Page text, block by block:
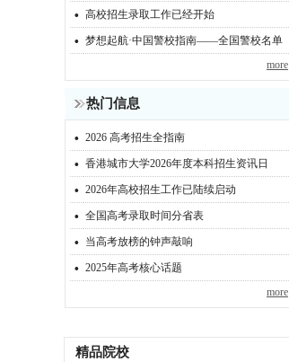
· 高校招生录取工作已经开始
· 梦想起航·中国警校指南——全国警校名单
more
热门信息
· 2026 高考招生全指南
· 香港城市大学2026年度本科招生资讯日
· 2026年高校招生工作已陆续启动
· 全国高考录取时间分省表
· 当高考放榜的钟声敲响
· 2025年高考核心话题
more
精品院校